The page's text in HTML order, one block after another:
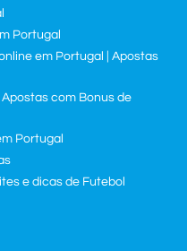
Portugal
em Portugal | Apostas
com Bonus de
Portugal
e dicas de Futebol